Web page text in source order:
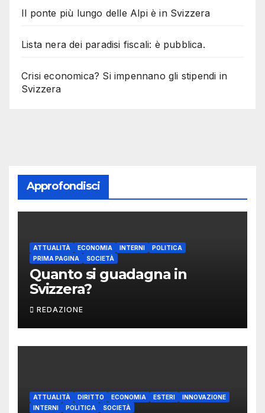
Il ponte più lungo delle Alpi è in Svizzera
Lista nera dei paradisi fiscali: è pubblica.
Crisi economica? Si impennano gli stipendi in
Svizzera
Approfondisci
ATTUALITÀ ECONOMIA INTERNI
POLITICA
PRIMA PAGINA
SOCIETÀ
Quanto si guadagna in
Svizzera?
REDAZIONE
ATTUALITÀ DIRITTO ECONOMIA ESTERI
INNOVAZIONE
INTERNI
POLITICA SOCIETÀ